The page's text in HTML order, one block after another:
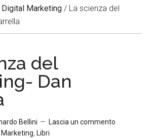
Digital Marketing / La scienza del
del
Dan
Bellini
Lascia un commento
Marketing Libri